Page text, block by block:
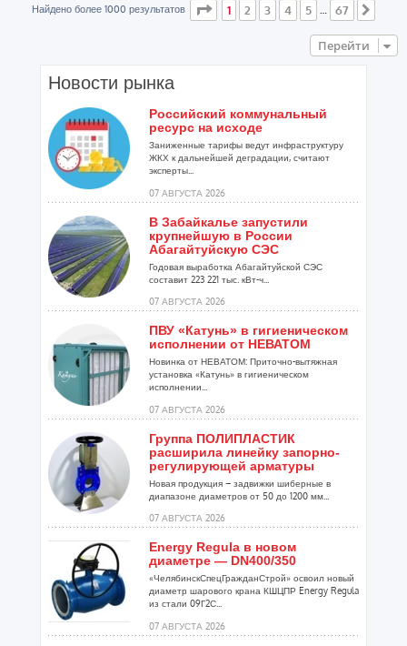
Найдено более 1000 результатов Страница из 67
1 2 3 4 5 67
Перейти
Новости рынка
Российский коммунальный
ресурс на исходе
Заниженные тарифы ведут инфраструктуру
ЖКХ к дальнейшей деградации, считают
эксперты...
07 АВГУСТА 2026
В Забайкалье запустили
крупнейшую в России
Абагайтуйскую СЭС
Годовая выработка Абагайтуйской СЭС
составит 223 221 тыс. кВт-ч...
07 АВГУСТА 2026
ПВУ «Катунь» в гигиеническом
исполнении от НЕВАТОМ
Новинка от НЕВАТОМ: Приточно-вытяжная
установка «Катунь» в гигиеническом
исполнении...
07 АВГУСТА 2026
Группа ПОЛИПЛАСТИК
расширила линейку запорно-
регулирующей арматуры
Новая продукция – задвижки шиберные в
диапазоне диаметров от 50 до 1200 мм...
07 АВГУСТА 2026
Energy Regula в новом
диаметре — DN400/350
«ЧелябинскСпецГражданСтрой» освоил новый
диаметр шарового крана КШЦПР Energy Regula
из стали 09Г2С...
07 АВГУСТА 2026